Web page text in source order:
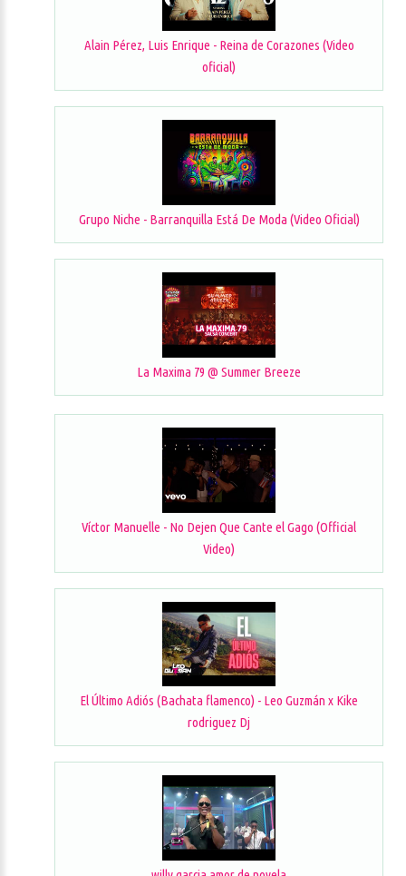
Alain Pérez, Luis Enrique - Reina de Corazones (Video
oficial)
Grupo Niche - Barranquilla Está De Moda (Video Oficial)
La Maxima 79 @ Summer Breeze
Víctor Manuelle - No Dejen Que Cante el Gago (Official
Video)
El Último Adiós (Bachata flamenco) - Leo Guzmán x Kike
rodriguez Dj